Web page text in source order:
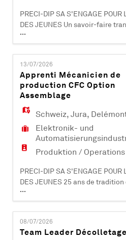
PRECI-DIP SA S'ENGAGE POUR
DES JEUNES Un savoir-faire
ans dans la formation
SA – Delémont est une société
l'international dans la
composants électroniques
connecteurs). Certifiée ISO 9001,
9100 et IATF 16949, elle compte
collabo
...
13/07/2026
Apprenti Mécanicien de
production CFC Option
Assemblage
Schweiz,Jura,
Elektronik- und
Produktion / Operations
PRECI-DIP SA S'ENGAGE POUR
DES JEUNES 25 ans de tradition
formation d'apprentis PRECI-
Delémont est une société leader
l'international dans la
composants électroniques
connecteurs). Certifiée ISO 9001,
...
08/07/2026
Team Leader